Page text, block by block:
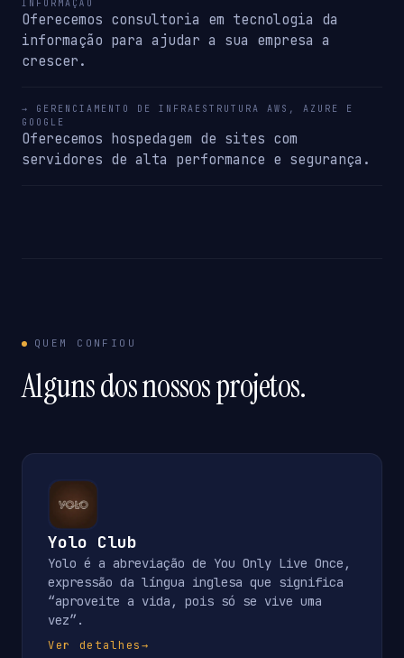
INFORMAÇÃO
Oferecemos consultoria em tecnologia da
informação para ajudar a sua empresa a
crescer.
→ GERENCIAMENTO DE INFRAESTRUTURA AWS, AZURE E
GOOGLE
Oferecemos hospedagem de sites com
servidores de alta performance e segurança.
QUEM CONFIOU
Alguns dos nossos projetos.
Yolo Club
Yolo é a abreviação de You Only Live Once,
expressão da língua inglesa que significa
“aproveite a vida, pois só se vive uma
vez”.
Ver detalhes→